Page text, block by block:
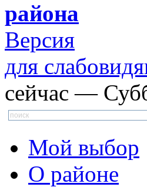
района
Версия
для
сейчас —
Мой выбор
О районе